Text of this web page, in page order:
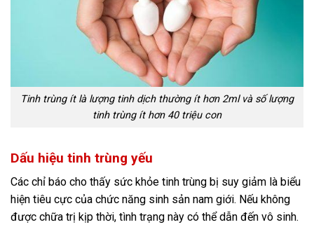
Tinh trùng ít là lượng tinh dịch thường ít hơn 2ml và số lượng
tinh trùng ít hơn 40 triệu con
Dấu hiệu tinh trùng yếu
Các chỉ báo cho thấy sức khỏe tinh trùng bị suy giảm là biểu
hiện tiêu cực của chức năng sinh sản nam giới. Nếu không
được chữa trị kịp thời, tình trạng này có thể dẫn đến vô sinh.